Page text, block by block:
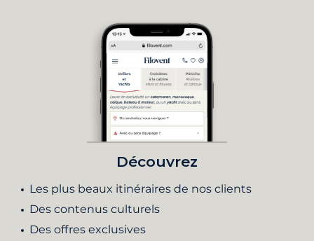
Découvrez
Les plus beaux itinéraires de nos clients
Des contenus culturels
Des offres exclusives